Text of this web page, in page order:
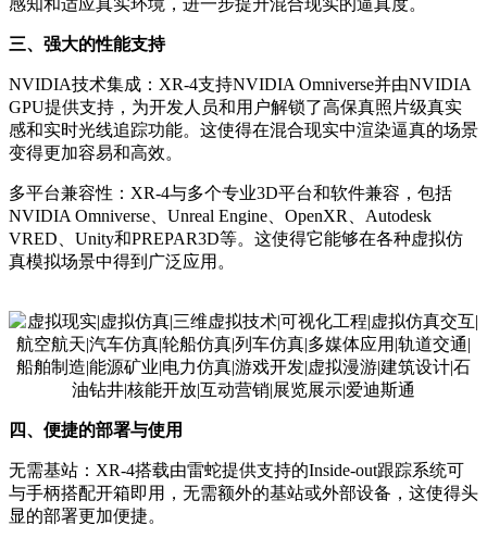
三、强大的性能支持
NVIDIA技术集成：XR-4支持NVIDIA Omniverse并由NVIDIA
GPU提供支持，为开发人员和用户解锁了高保真照片级真实
感和实时光线追踪功能。这使得在混合现实中渲染逼真的场景
变得更加容易和高效。
多平台兼容性：XR-4与多个专业3D平台和软件兼容，包括
NVIDIA Omniverse、Unreal Engine、OpenXR、Autodesk
VRED、Unity和PREPAR3D等。这使得它能够在各种虚拟仿
真模拟场景中得到广泛应用。
四、便捷的部署与使用
无需基站：XR-4搭载由雷蛇提供支持的Inside-out跟踪系统可
与手柄搭配开箱即用，无需额外的基站或外部设备，这使得头
显的部署更加便捷。